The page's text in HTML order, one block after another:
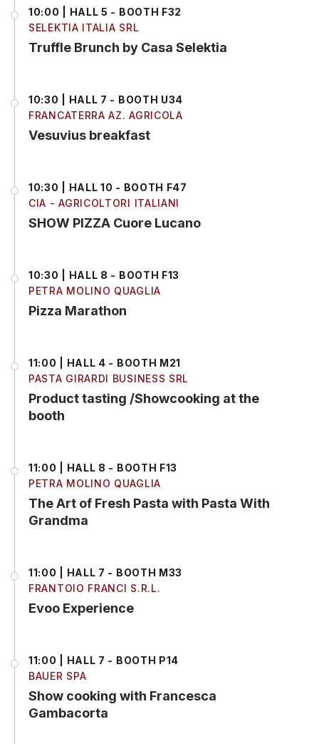
10:00 | HALL 5 - BOOTH F32
SELEKTIA ITALIA SRL
Truffle Brunch by Casa Selektia
10:30 | HALL 7 - BOOTH U34
FRANCATERRA AZ. AGRICOLA
Vesuvius breakfast
10:30 | HALL 10 - BOOTH F47
CIA - AGRICOLTORI ITALIANI
SHOW PIZZA Cuore Lucano
10:30 | HALL 8 - BOOTH F13
PETRA MOLINO QUAGLIA
Pizza Marathon
11:00 | HALL 4 - BOOTH M21
PASTA GIRARDI BUSINESS SRL
Product tasting /Showcooking at the
booth
11:00 | HALL 8 - BOOTH F13
PETRA MOLINO QUAGLIA
The Art of Fresh Pasta with Pasta With
Grandma
11:00 | HALL 7 - BOOTH M33
FRANTOIO FRANCI S.R.L.
Evoo Experience
11:00 | HALL 7 - BOOTH P14
BAUER SPA
Show cooking with Francesca
Gambacorta